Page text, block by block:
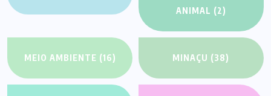
ANIMAL (2)
MEIO AMBIENTE (16) MINAÇU (38)